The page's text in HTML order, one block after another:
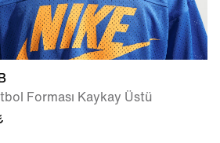
Forması Kaykay Üstü